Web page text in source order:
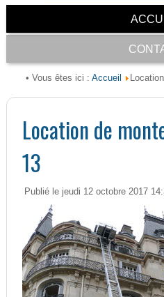
• Vous êtes ici : Accueil
Location de
13
Publié le jeudi 12 octobre 2017